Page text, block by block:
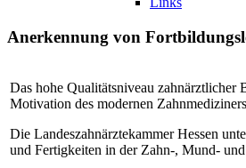
Anerkennung von
Das hohe Qualitätsniveau zahnärztlicher
Motivation des modernen
Die Landeszahnärztekammer Hessen
und Fertigkeiten in der Zahn-, Mund-